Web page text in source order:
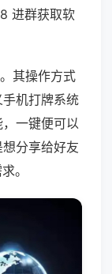
进群获取软
其操作方式
机打牌系统
一键便可以
分享给好友
。